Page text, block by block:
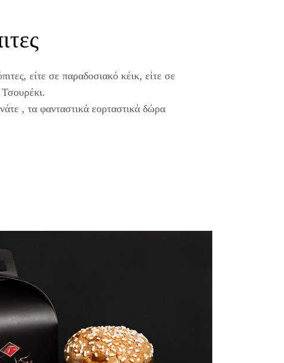
είτε σε παραδοσιακό κέικ, είτε σε
, τα φανταστικά εορταστικά δώρα